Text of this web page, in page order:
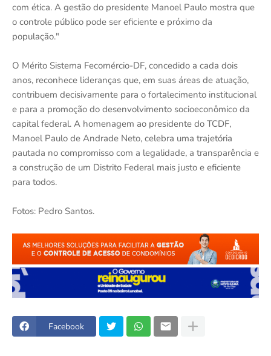
com ética. A gestão do presidente Manoel Paulo mostra que
o controle público pode ser eficiente e próximo da
população."
O Mérito Sistema Fecomércio-DF, concedido a cada dois
anos, reconhece lideranças que, em suas áreas de atuação,
contribuem decisivamente para o fortalecimento institucional
e para a promoção do desenvolvimento socioeconômico da
capital federal. A homenagem ao presidente do TCDF,
Manoel Paulo de Andrade Neto, celebra uma trajetória
pautada no compromisso com a legalidade, a transparência e
a construção de um Distrito Federal mais justo e eficiente
para todos.
Fotos: Pedro Santos.
Facebook